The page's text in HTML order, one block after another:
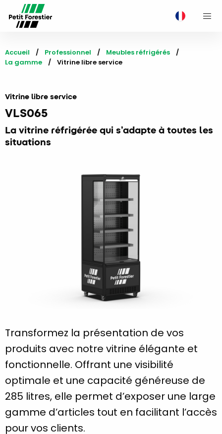
Accueil Professionnel
Meubles réfrigérés
La gamme
Current:
Vitrine libre service
Vitrine libre service
VLS065
La vitrine réfrigérée qui s’adapte à toutes les
situations​
Transformez la présentation de vos
produits avec notre vitrine élégante et
fonctionnelle. Offrant une visibilité
optimale et une capacité généreuse de
285 litres, elle permet d’exposer une large
gamme d’articles tout en facilitant l’accès
pour vos clients.